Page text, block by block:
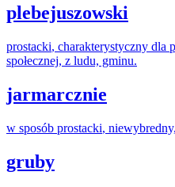
plebejuszowski
prostacki, charakterystyczny dla
społecznej, z ludu, gminu.
jarmarcznie
w sposób prostacki,
gruby